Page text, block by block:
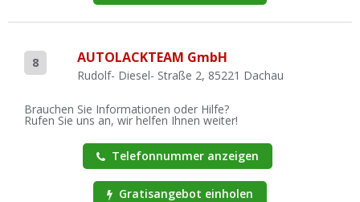
8 AUTOLACKTEAM GmbH
Rudolf- Diesel- Straße 2, 85221 Dachau
Brauchen Sie Informationen oder Hilfe?
Rufen Sie uns an, wir helfen Ihnen weiter!
Telefonnummer anzeigen
Gratisangebot einholen